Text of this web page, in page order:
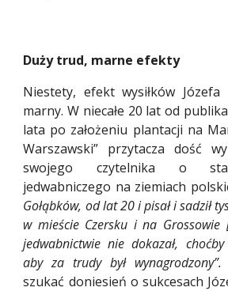
Duży trud, marne efekty
Niestety, efekt wysiłków Józefa
marny. W niecałe 20 lat od
lata po założeniu plantacji na
Warszawski” przytacza dość
swojego czytelnika o
jedwabniczego na ziemiach
Gołąbków, od lat 20 i pisał i sadził
w mieście Czersku i na
jedwabnictwie nie dokazał,
aby za trudy był wynagrodzony”.
szukać doniesień o sukcesach